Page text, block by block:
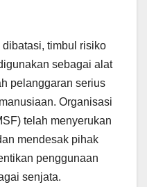
timbul risiko
sebagai alat
pelanggaran serius
Organisasi
telah menyerukan
mendesak pihak
penggunaan
senjata.